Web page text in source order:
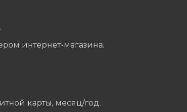
интернет-магазина.
карты, месяц/год.